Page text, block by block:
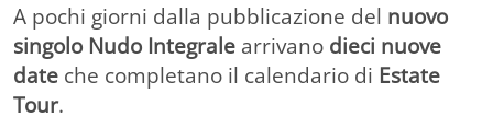
A pochi giorni dalla pubblicazione del nuovo
singolo Nudo Integrale arrivano dieci nuove
date che completano il calendario di Estate
Tour.